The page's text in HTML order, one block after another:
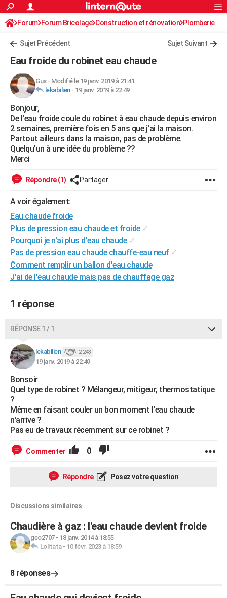
ACTUALITÉS
Politique
Société
Faits Divers
Education
Monde
Villes
+
FINANCE
Retraite
Impôts
Epargne
Immobilier
Risques naturels par ville
Banque
Assurance
Crédit
AUTO
Essais
Réserver un essai
Citadines
Berlines
SUV
Forum auto
+HIGH-TECH
Mobiles
Meilleur smartphone
Internet
Ordinateurs
Jeux vidéo
Guide high-tech
+BRICOLAGE
Forum
Aménagement intérieur
Extérieur
Cuisine
Salle de bains
Jardinage
Rangement
WEEK-END
Guides de France
Escapades
Patrimoine
Expositions
Musées
Week-end nature
LIFESTYLE
SANTE
Alimentation
Guide de la santé
Maladies
Médicaments
Sommeil
VOYAGE
Destinations
City break
Voyage nature
Voyage de noces
Forum
Climat
+PHOTO
GUIDES D'ACHAT
BONS PLANS
CARTE DE VOEUX
COPAINS D'AVANT
S'inscrire
Se connecter
Lycées
Collèges
Primaires
Universités
Entreprises
Service militaire
Avis de recherche
AVIS DE DÉCÈS
FORUM
Bricolage
Lifestyle
Culture
Sport
Auto
Television
Voyage
Cinema
Rechercher
S'inscrire
Connexion
Forum Forum Bricolage Construction et rénovation Plomberie
Sujet Précédent Sujet Suivant
Eau froide du robinet eau chaude
Gus- Modifié le 19 janv. 2019 à 21:41
lekabilien- 19 janv. 2019 à 22:49
Bonjour,
De l'eau froide coule du robinet à eau chaude depuis environ
2 semaines, première fois en 5 ans que j'ai la maison.
Partout ailleurs dans la maison, pas de problème.
Quelqu'un à une idée du problème ??
Merci
Répondre (1) Partager
A voir également:
Eau chaude froide
Plus de pression eau chaude et froide ✓
Pourquoi je n'ai plus d'eau chaude ✓
Pas de pression eau chaude chauffe-eau neuf ✓
Comment remplir un ballon d'eau chaude
J'ai de l'eau chaude mais pas de chauffage gaz
1 réponse
RÉPONSE 1 / 1
lekabilien 2 243
19 janv. 2019 à 22:49
Bonsoir
Quel type de robinet ? Mélangeur, mitigeur, thermostatique
?
Même en faisant couler un bon moment l'eau chaude
n'arrive ?
Pas eu de travaux récemment sur ce robinet ?
Commenter 0
Répondre Posez votre question
Discussions similaires
Chaudière à gaz : l'eau chaude devient froide
geo2707- 18 janv. 2014 à 18:55
Lolitata- 10 févr. 2023 à 18:59
8 réponses